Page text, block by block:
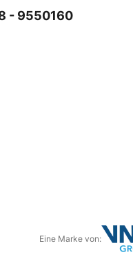
- 9550160
Eine Marke von: